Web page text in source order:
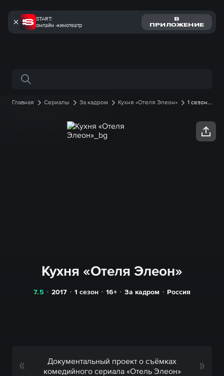
START:
онлайн -кинотеатр
В
ПРИЛОЖЕНИЕ
Поиск по сайту
Главная Сериалы За кадром Кухня «Отеля Элеон»
1 сезон
Кухня «Отеля Элеон»
7.5 2017 1 сезон 16+ За кадром Россия
Документальный проект о съёмках
комедийного сериала «Отель Элеон»